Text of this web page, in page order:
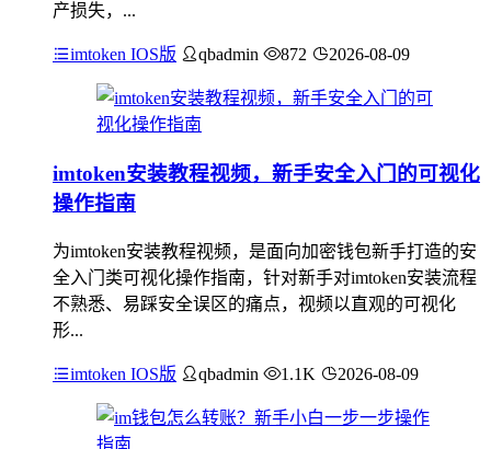
产损失，...
imtoken IOS版 qbadmin 872 2026-08-09
imtoken安装教程视频，新手安全入门的可视化
操作指南
为imtoken安装教程视频，是面向加密钱包新手打造的安
全入门类可视化操作指南，针对新手对imtoken安装流程
不熟悉、易踩安全误区的痛点，视频以直观的可视化
形...
imtoken IOS版 qbadmin 1.1K 2026-08-09